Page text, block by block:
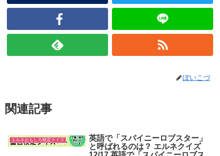
ぽいこづ
関連記事
エルネおもしろ検定クイズ
英語で「スパイニーロブスター」
と呼ばれるのは？ エルネクイズ